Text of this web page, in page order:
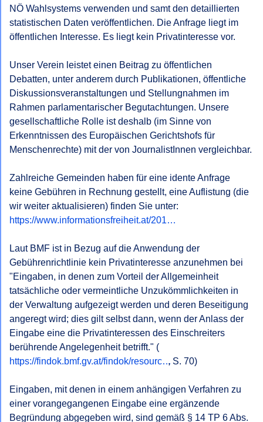
NÖ Wahlsystems verwenden und samt den detaillierten
statistischen Daten veröffentlichen. Die Anfrage liegt im
öffentlichen Interesse. Es liegt kein Privatinteresse vor.
Unser Verein leistet einen Beitrag zu öffentlichen
Debatten, unter anderem durch Publikationen, öffentliche
Diskussionsveranstaltungen und Stellungnahmen im
Rahmen parlamentarischer Begutachtungen. Unsere
gesellschaftliche Rolle ist deshalb (im Sinne von
Erkenntnissen des Europäischen Gerichtshofs für
Menschenrechte) mit der von JournalistInnen vergleichbar.
Zahlreiche Gemeinden haben für eine idente Anfrage
keine Gebühren in Rechnung gestellt, eine Auflistung (die
https://www.informationsfreiheit.at/201…
Laut BMF ist in Bezug auf die Anwendung der
Gebührenrichtlinie kein Privatinteresse anzunehmen bei
"Eingaben, in denen zum Vorteil der Allgemeinheit
tatsächliche oder vermeintliche Unzukömmlichkeiten in
der Verwaltung aufgezeigt werden und deren Beseitigung
angeregt wird; dies gilt selbst dann, wenn der Anlass der
Eingabe eine die Privatinteressen des Einschreiters
berührende Angelegenheit betrifft." (
https://findok.bmf.gv.at/findok/resourc…, S. 70)
Eingaben, mit denen in einem anhängigen Verfahren zu
einer vorangegangenen Eingabe eine ergänzende
Begründung abgegeben wird, sind gemäß § 14 TP 6 Abs.